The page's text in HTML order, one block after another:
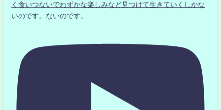
く食いつないでわずかな楽しみなど見つけて生きていくしかな
いのです。ないのです。